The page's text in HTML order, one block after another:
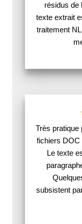
résidus de
texte extrait
traitement
Très pratique
fichiers DOC
Le texte
subsistent